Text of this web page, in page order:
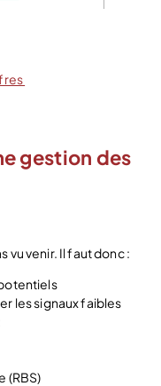
gestion des
vu venir. Il faut donc :
les signaux faibles
(RBS)